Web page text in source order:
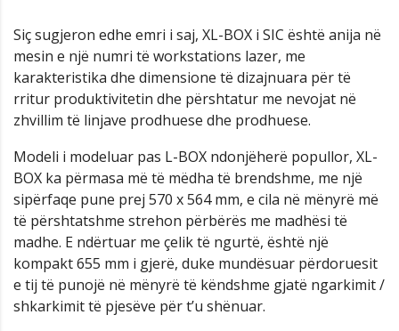
Siç sugjeron edhe emri i saj, XL-BOX i SIC është anija në
mesin e një numri të workstations lazer, me
karakteristika dhe dimensione të dizajnuara për të
rritur produktivitetin dhe përshtatur me nevojat në
zhvillim të linjave prodhuese dhe prodhuese.
Modeli i modeluar pas L-BOX ndonjëherë popullor, XL-
BOX ka përmasa më të mëdha të brendshme, me një
sipërfaqe pune prej 570 x 564 mm, e cila në mënyrë më
të përshtatshme strehon përbërës me madhësi të
madhe. E ndërtuar me çelik të ngurtë, është një
kompakt 655 mm i gjerë, duke mundësuar përdoruesit
e tij të punojë në mënyrë të këndshme gjatë ngarkimit /
shkarkimit të pjesëve për t’u shënuar.